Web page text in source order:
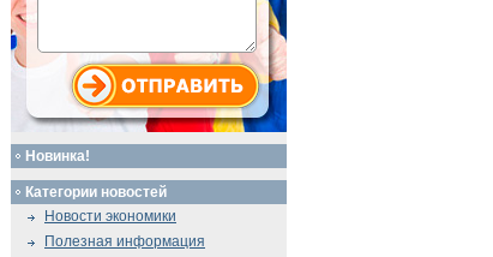
Новинка!
Категории новостей
Новости экономики
Полезная информация